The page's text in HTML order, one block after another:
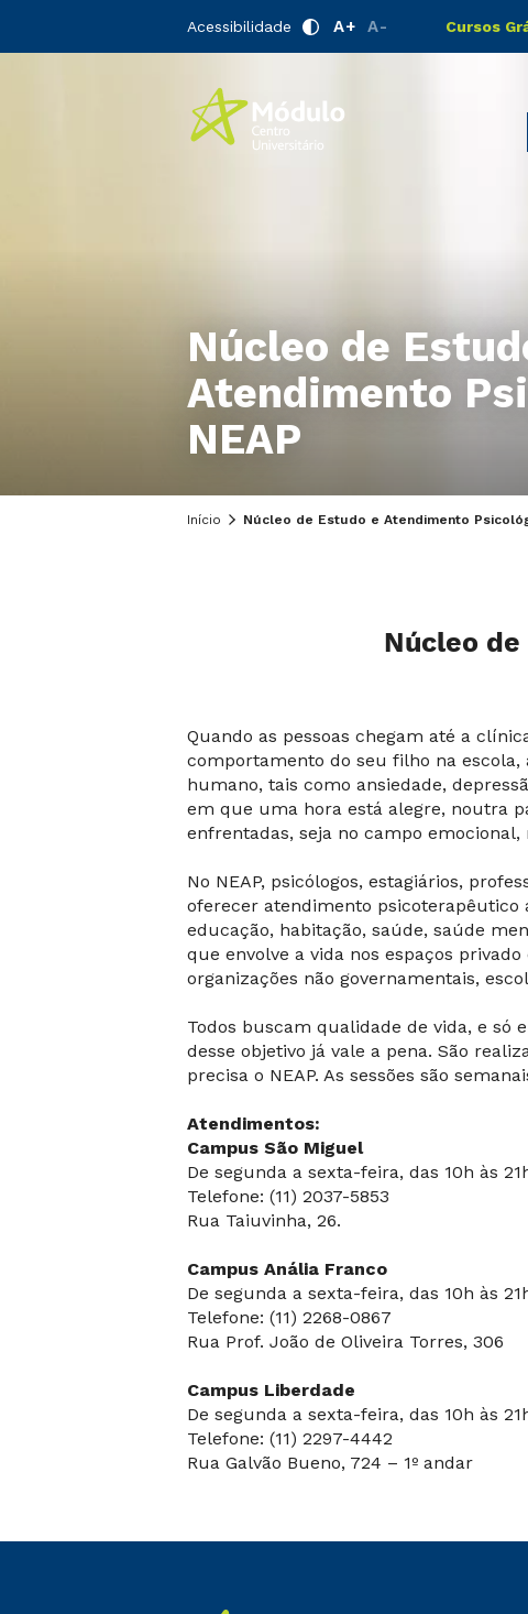
Acessibilidade A+ A- Cursos
Núcleo de
Atendimento
NEAP
Início Núcleo de Estudo e Atendimento
Núcleo
Quando as pessoas chegam até a
comportamento do seu filho na
humano, tais como ansiedade,
em que uma hora está alegre, noutra
enfrentadas, seja no campo
No NEAP, psicólogos, estagiários,
oferecer atendimento psicoterapêutico
educação, habitação, saúde, saúde
que envolve a vida nos espaços
organizações não governamentais,
Todos buscam qualidade de vida, e só
desse objetivo já vale a pena. São
precisa o NEAP. As sessões são
Atendimentos:
Campus São Miguel
De segunda a sexta-feira, das 10h às
Telefone: (11) 2037-5853
Rua Taiuvinha, 26.
Campus Anália Franco
De segunda a sexta-feira, das 10h às
Telefone: (11) 2268-0867
Rua Prof. João de Oliveira Torres, 306
Campus Liberdade
De segunda a sexta-feira, das 10h às
Telefone: (11) 2297-4442
Rua Galvão Bueno, 724 – 1º andar